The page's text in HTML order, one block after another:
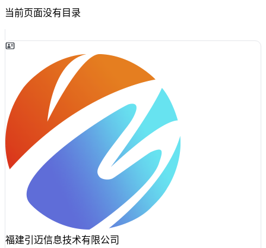
当前页面没有目录
福建引迈信息技术有限公司